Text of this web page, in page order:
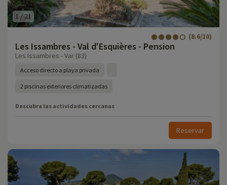
1 /21
Les Issambres - Val d'Esquières - Pension
(8.6/10)
Les Issambres - Var (83)
Acceso directo a playa privada
2 piscinas exteriores climatizadas
Descubra las actividades cercanas
Reservar